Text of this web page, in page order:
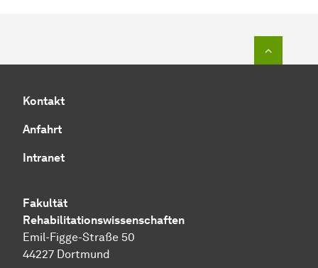
Kontakt
Anfahrt
Intranet
Fakultät
Rehabilitationswissenschaften
Emil-Figge-Straße 50
44227 Dortmund